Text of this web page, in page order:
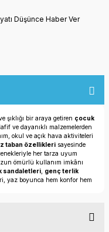
Düşünce Haber Ver
şıklığı bir araya getiren çocuk
ve dayanıklı malzemelerden
okul ve açık hava aktiviteleri
taban özellikleri sayesinde
her tarza uyum
ömürlü kullanım imkânı
sandaletleri genç terlik
yaz boyunca hem konfor hem